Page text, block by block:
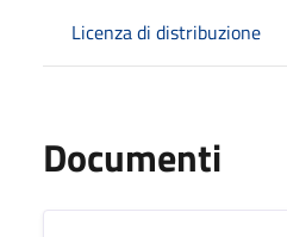
Licenza di distribuzione
Documenti